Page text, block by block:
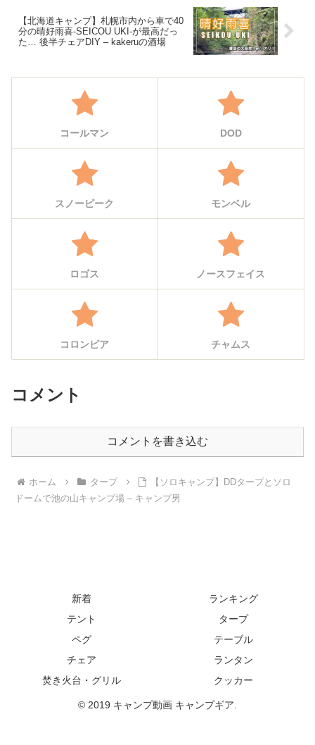
【北海道キャンプ】札幌市内から車で40
分の晴好雨喜-SEICOU UKI-が最高だっ
た… 後半チェアDIY – kakeruの酒場
コールマン DOD
スノーピーク モンベル
ロゴス ノースフェイス
コロンビア チャムス
コメント
コメントを書き込む
ホーム タープ
【ソロキャンプ】DDタープとソロ
ドームで池の山キャンプ場 – キャンプ男
新着
ランキング
テント
タープ
ペグ
テーブル
チェア
ランタン
焚き火台・グリル
クッカー
© 2019 キャンプ動画 キャンプギア.